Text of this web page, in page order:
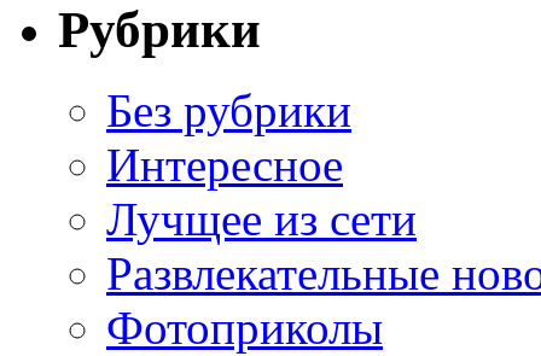
Рубрики
Без рубрики
Интересное
Лучщее из сети
Развлекательные
Фотоприколы